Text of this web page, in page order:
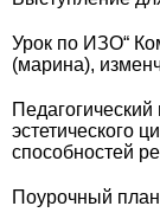
Урок по ИЗО“
(марина),
эстетического
способностей
Поурочный